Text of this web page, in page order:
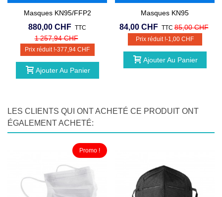
Masques KN95/FFP2
880,00 CHF TTC
1 257,94 CHF
Prix réduit !-377,94 CHF
Ajouter Au Panier
Masques KN95
84,00 CHF TTC 85,00 CHF
Prix réduit !-1,00 CHF
Ajouter Au Panier
LES CLIENTS QUI ONT ACHETÉ CE PRODUIT ONT
ÉGALEMENT ACHETÉ:
Promo !